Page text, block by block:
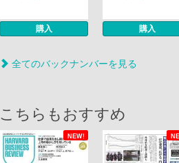
購入 購入
全てのバックナンバーを見る
こちらもおすすめ
NEW!